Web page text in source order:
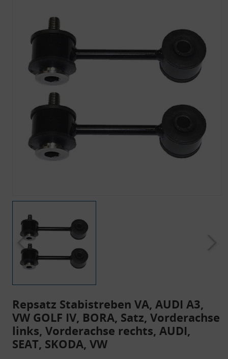
Repsatz Stabistreben VA, AUDI A3,
VW GOLF IV, BORA, Satz, Vorderachse
links, Vorderachse rechts, AUDI,
SEAT, SKODA, VW